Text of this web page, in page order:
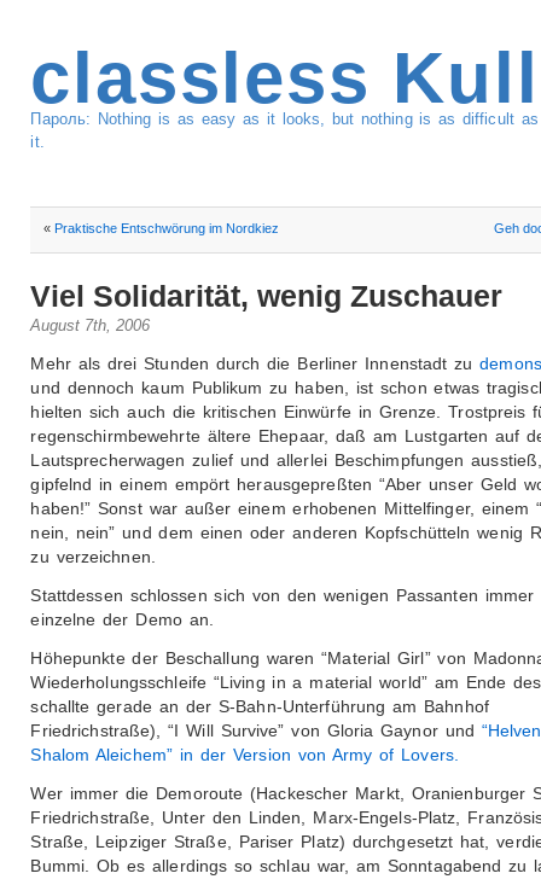
classless
Пароль: Nothing is as easy as it looks, but nothing is as difficult
it.
«Praktische Entschwörung im Nordkiez Geh
Viel Solidarität, wenig Zuschauer
August 7th, 2006
Mehr als drei Stunden durch die Berliner Innenstadt zu
und dennoch kaum Publikum zu haben, ist schon etwas
hielten sich auch die kritischen Einwürfe in Grenze. Trostpreis
regenschirmbewehrte ältere Ehepaar, daß am Lustgarten auf
Lautsprecherwagen zulief und allerlei Beschimpfungen
gipfelnd in einem empört herausgepreßten “Aber unser Geld
haben!” Sonst war außer einem erhobenen Mittelfinger, einem
nein, nein” und dem einen oder anderen Kopfschütteln wenig
zu verzeichnen.
Stattdessen schlossen sich von den wenigen Passanten immer
einzelne der Demo an.
Höhepunkte der Beschallung waren “Material Girl” von
Wiederholungsschleife “Living in a material world” am Ende
schallte gerade an der S-Bahn-Unterführung am Bahnhof
Friedrichstraße), “I Will Survive” von Gloria Gaynor und
Shalom Aleichem” in der Version von Army of Lovers.
Wer immer die Demoroute (Hackescher Markt, Oranienburger
Friedrichstraße, Unter den Linden, Marx-Engels-Platz,
Straße, Leipziger Straße, Pariser Platz) durchgesetzt hat,
Bummi. Ob es allerdings so schlau war, am Sonntagabend zu